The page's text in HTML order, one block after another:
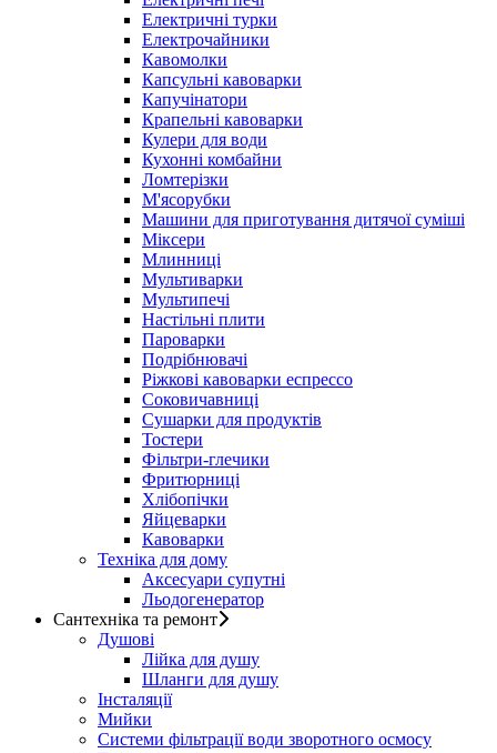
Електричні турки
Електрочайники
Кавомолки
Капсульні кавоварки
Капучінатори
Крапельні кавоварки
Кулери для води
Кухонні комбайни
Ломтерізки
М'ясорубки
Машини для приготування дитячої суміші
Міксери
Млинниці
Мультиварки
Мультипечі
Настільні плити
Пароварки
Подрібнювачі
Ріжкові кавоварки еспрессо
Соковичавниці
Сушарки для продуктів
Тостери
Фільтри-глечики
Фритюрниці
Хлібопічки
Яйцеварки
Кавоварки
Техніка для дому
Аксесуари супутні
Льодогенератор
Сантехніка та ремонт
Душові
Лійка для душу
Шланги для душу
Інсталяції
Мийки
Системи фільтрації води зворотного осмосу